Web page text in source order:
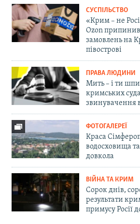
СУСПІЛЬСТВО
«Крим – не
Ozon
замовлень на
півострові
ПРАВА ЛЮДИНИ
Мить – і ти
кримських
звинувачення
ФОТОГАЛЕРЕЇ
Краса
водосховища
довкола
ВІЙНА ТА КРИМ
Сорок днів,
результати
примусу Росії